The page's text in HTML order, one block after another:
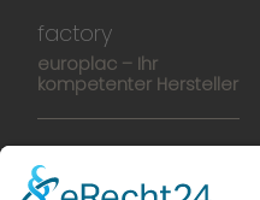
factory
europlac – Ihr
kompetenter Hersteller
Hightech-Fertigung
Manufaktur